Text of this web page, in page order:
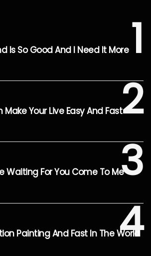
1
Is So Good And I Need It More
2
Your Live Easy And Fast
3
Waiting For You Come To Me
4
Painting And Fast In The World